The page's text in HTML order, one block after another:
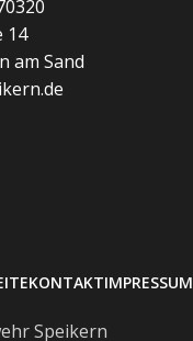
14
am Sand
KONTAKTIMPRESSUM
Speikern